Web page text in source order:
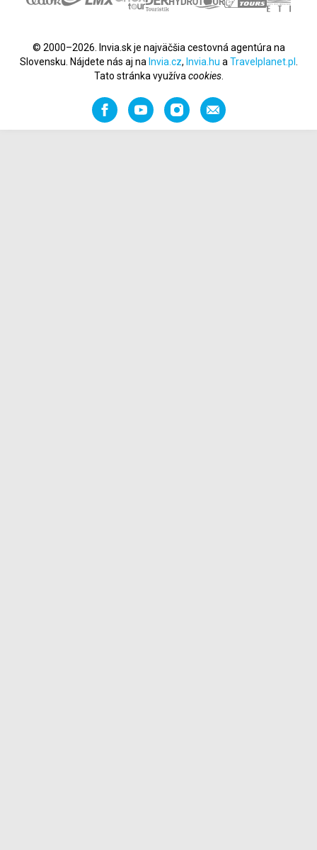
© 2000–2026. Invia.sk je najväčšia cestovná agentúra na
Slovensku. Nájdete nás aj na Invia.cz, Invia.hu a Travelplanet.pl
Tato stránka využíva cookies.
FacebookYouTubeInstagramOdporučiť